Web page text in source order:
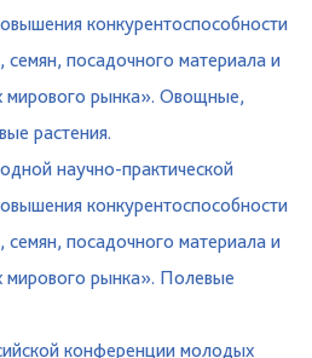
конкурентоспособности
семян, посадочного материала и
мирового рынка». Овощные,
растения.
научно-практической
конкурентоспособности
семян, посадочного материала и
мирового рынка». Полевые
конференции молодых